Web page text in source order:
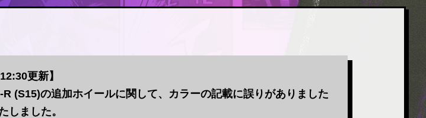
更新】
(S15)の追加ホイールに関して、カラーの記載に誤りがありました
しました。